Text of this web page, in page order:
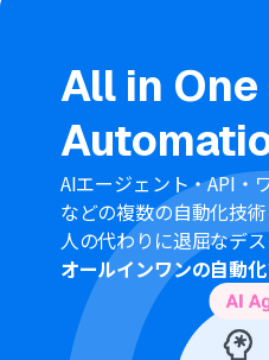
ください。
Google スプレッドシー
る際の注意事項は「【ア
ドシートのトリガーにお
さい。
分岐はミニプラン以上の
（オペレーション）とな
合は設定しているフロー
ーとなりますので、ご注
ミニプランなどの有料プ
を行うことが可能です。
アプリや機能（オペレー
All in One
AIエージェント・API・
などの複数の自動化技術
人の代わりに退屈なデ
オールインワンの自動